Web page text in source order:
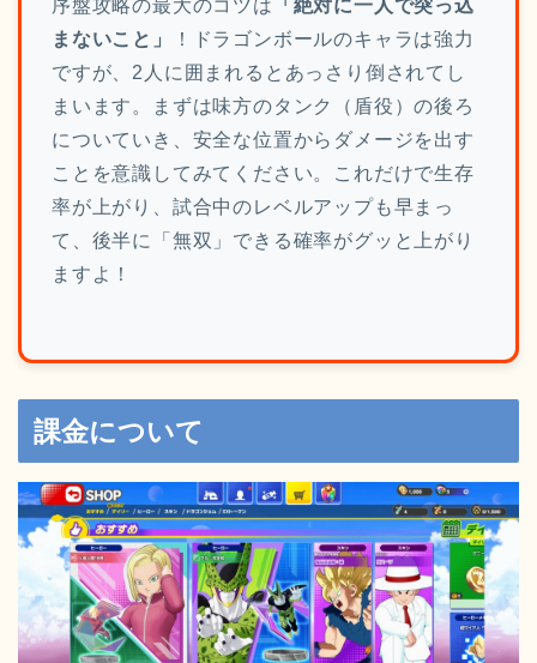
序盤攻略の最大のコツは
「絶対に一人で突っ込
まないこと」
！ドラゴンボールのキャラは強力
ですが、2人に囲まれるとあっさり倒されてし
まいます。まずは味方のタンク（盾役）の後ろ
についていき、安全な位置からダメージを出す
ことを意識してみてください。これだけで生存
率が上がり、試合中のレベルアップも早まっ
て、後半に「無双」できる確率がグッと上がり
ますよ！
課金について